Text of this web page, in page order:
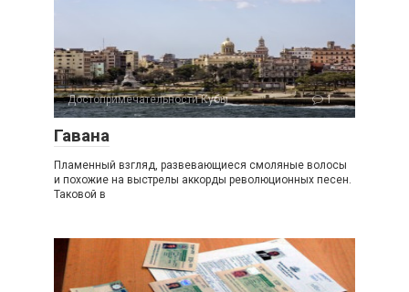
Достопримечательности Кубы 1
Гавана
Пламенный взгляд, развевающиеся смоляные волосы
и похожие на выстрелы аккорды революционных песен.
Таковой в